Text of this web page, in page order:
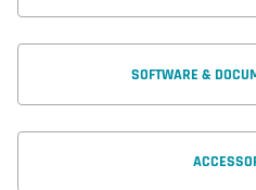
Attraverso un sistema di
domanda, è possibile
ottimale riducendo al
energetico negli edifici
regolatore ambiente RCX
SOFTWARE &